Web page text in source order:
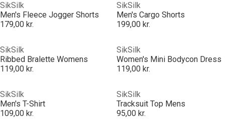
SikSilk
Men's Fleece Jogger Shorts
179,00 kr.
SikSilk
Men's Cargo Shorts
199,00 kr.
SikSilk
Ribbed Bralette Womens
119,00 kr.
SikSilk
Women's Mini Bodycon Dress
119,00 kr.
SikSilk
Men's T-Shirt
109,00 kr.
SikSilk
Tracksuit Top Mens
95,00 kr.